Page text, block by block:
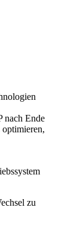
nach Ende
zu